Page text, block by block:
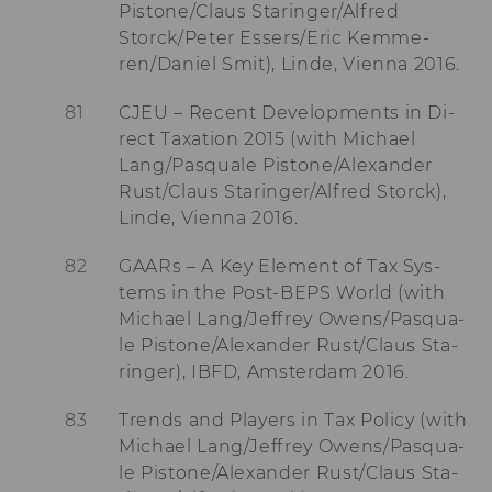
Pistone/Claus Sta­rin­ger/Al­fred
Storck/Peter Es­sers/Eric Kem­me­
ren/Da­ni­el Smit), Linde, Vi­en­na 2016.
CJEU – Re­cent De­ve­lo­p­ments in Di­
rect Ta­xa­ti­on 2015 (with Mi­cha­el
Lang/Pas­qua­le Pistone/Alex­an­der
Rust/Claus Sta­rin­ger/Al­fred Storck),
Linde, Vi­en­na 2016.
GAARs – A Key Ele­ment of Tax Sys­
tems in the Post-​BEPS World (with
Mi­cha­el Lang/Jef­frey Owens/Pas­qua­
le Pistone/Alex­an­der Rust/Claus Sta­
rin­ger), IBFD, Ams­ter­dam 2016.
Trends and Play­ers in Tax Po­li­cy (with
Mi­cha­el Lang/Jef­frey Owens/Pas­qua­
le Pistone/Alex­an­der Rust/Claus Sta­
von LinkedIn.
aam_uuid
Dieses Cookie
AMCV_XXX_at_AdobeOrg
Dieses Cookie
eindeutige
Adobe Experience
li_mc
des/ der Nutzer*in
Datenbank
verfügbar zu
Dieses Cookie
sichergestellt,
LinkedIn.com-
vom Nutzer
Sprache erscheint.